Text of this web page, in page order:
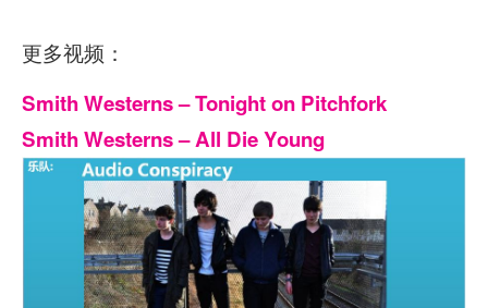
更多视频：
Smith Westerns – Tonight on Pitchfork
Smith Westerns – All Die Young